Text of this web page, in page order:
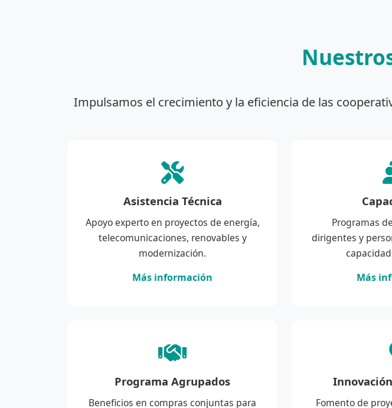
Impulsamos el crecimiento y la eficiencia de las
Asistencia Técnica
Apoyo experto en proyectos de energía,
telecomunicaciones, renovables y
modernización.
Más información
Programas
dirigentes y
Más
Programa Agrupados
Beneficios en compras conjuntas para Fomento de